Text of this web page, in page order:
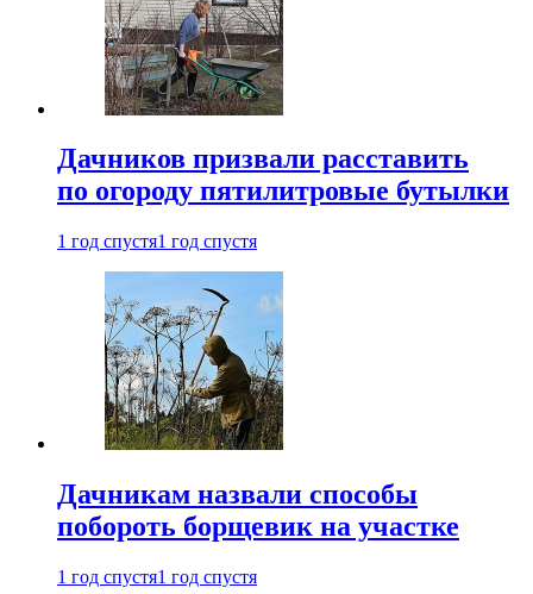
Дачников призвали расставить
по огороду пятилитровые бутылки
1 год спустя1 год спустя
Дачникам назвали способы
побороть борщевик на участке
1 год спустя1 год спустя